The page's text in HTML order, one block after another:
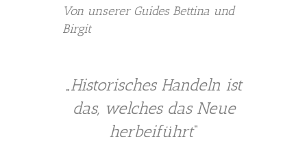
Von unserer Guides Bettina und
Birgit
„Historisches Handeln ist
das, welches das Neue
herbeiführt“